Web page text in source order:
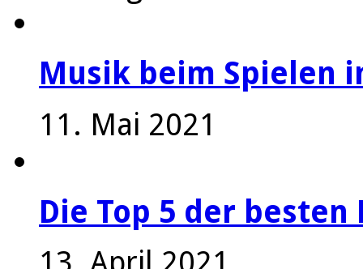
Musik beim Spielen
11. Mai 2021
Die Top 5 der besten